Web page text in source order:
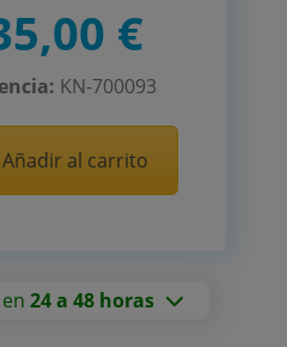
€
KN-700093
Añadir al carrito
en24 a 48 horas